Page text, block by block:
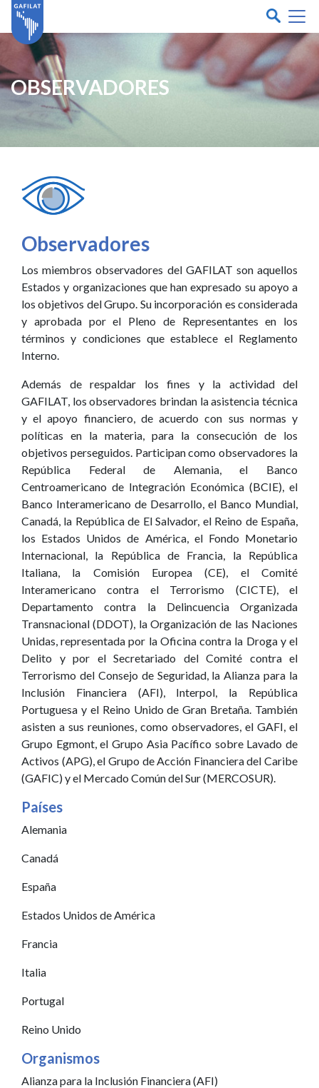
OBSERVADORES
Observadores
Los miembros observadores del GAFILAT son aquellos
Estados y organizaciones que han expresado su apoyo a
los objetivos del Grupo. Su incorporación es considerada
y aprobada por el Pleno de Representantes en los
términos y condiciones que establece el Reglamento
Interno.
Además de respaldar los fines y la actividad del
GAFILAT, los observadores brindan la asistencia técnica
y el apoyo financiero, de acuerdo con sus normas y
políticas en la materia, para la consecución de los
objetivos perseguidos. Participan como observadores la
República Federal de Alemania, el Banco
Centroamericano de Integración Económica (BCIE), el
Banco Interamericano de Desarrollo, el Banco Mundial,
Canadá, la República de El Salvador, el Reino de España,
los Estados Unidos de América, el Fondo Monetario
Internacional, la República de Francia, la República
Italiana, la Comisión Europea (CE), el Comité
Interamericano contra el Terrorismo (CICTE), el
Departamento contra la Delincuencia Organizada
Transnacional (DDOT), la Organización de las Naciones
Unidas, representada por la Oficina contra la Droga y el
Delito y por el Secretariado del Comité contra el
Terrorismo del Consejo de Seguridad, la Alianza para la
Inclusión Financiera (AFI), Interpol, la República
Portuguesa y el Reino Unido de Gran Bretaña. También
asisten a sus reuniones, como observadores, el GAFI, el
Grupo Egmont, el Grupo Asia Pacífico sobre Lavado de
Activos (APG), el Grupo de Acción Financiera del Caribe
(GAFIC) y el Mercado Común del Sur (MERCOSUR).
Países
Alemania
Canadá
España
Estados Unidos de América
Francia
Italia
Portugal
Reino Unido
Organismos
Alianza para la Inclusión Financiera (AFI)